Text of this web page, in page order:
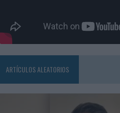
ARTÍCULOS ALEATORIOS